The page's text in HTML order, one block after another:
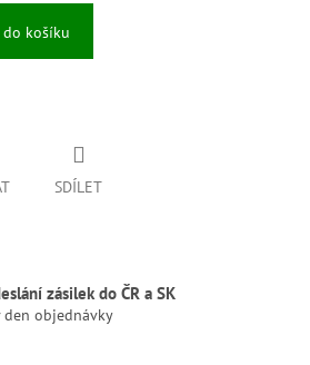
košíku
SDÍLET
zásilek do ČR a SK
den objednávky